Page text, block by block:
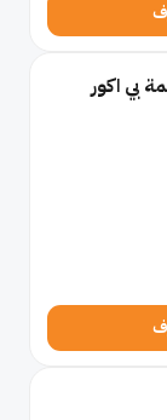
بي اكور